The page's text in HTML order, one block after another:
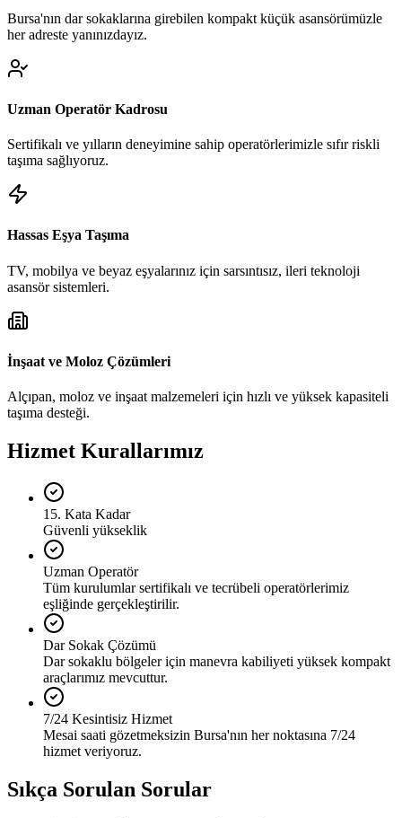
Bursa'nın dar sokaklarına girebilen kompakt küçük asansörümüzle
her adreste yanınızdayız.
Uzman Operatör Kadrosu
Sertifikalı ve yılların deneyimine sahip operatörlerimizle sıfır riskli
taşıma sağlıyoruz.
Hassas Eşya Taşıma
TV, mobilya ve beyaz eşyalarınız için sarsıntısız, ileri teknoloji
asansör sistemleri.
İnşaat ve Moloz Çözümleri
Alçıpan, moloz ve inşaat malzemeleri için hızlı ve yüksek kapasiteli
taşıma desteği.
Hizmet Kurallarımız
15. Kata Kadar
Güvenli yükseklik
Uzman Operatör
Tüm kurulumlar sertifikalı ve tecrübeli operatörlerimiz
eşliğinde gerçekleştirilir.
Dar Sokak Çözümü
Dar sokaklu bölgeler için manevra kabiliyeti yüksek kompakt
araçlarımız mevcuttur.
7/24 Kesintisiz Hizmet
Mesai saati gözetmeksizin Bursa'nın her noktasına 7/24
hizmet veriyoruz.
Sıkça Sorulan Sorular